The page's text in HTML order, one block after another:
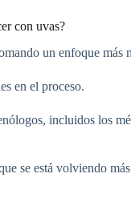
con uvas?
un enfoque más
en el proceso.
incluidos los
se está volviendo